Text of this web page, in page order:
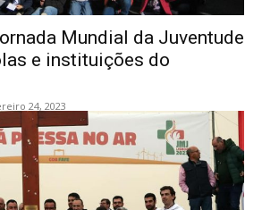
Mundial da Juventude
e instituições do
24, 2023